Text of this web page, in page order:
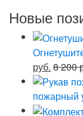
Новые
руб. 8 200
пожарный